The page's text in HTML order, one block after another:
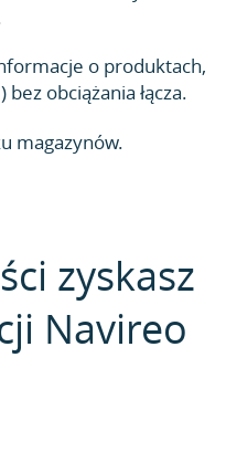
o produktach,
obciążania łącza.
magazynów.
zyskasz
Navireo